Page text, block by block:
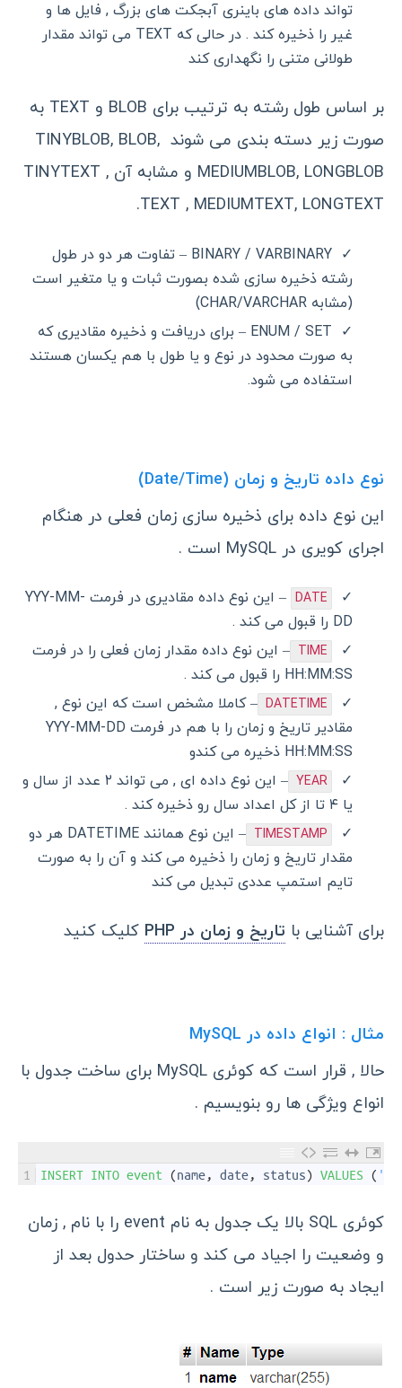
تواند داده های باینری آبجکت های بزرگ , فایل ها و
غیر را ذخیره کند . در حالی که TEXT می تواند مقدار
طولانی متنی را نگهداری کند
بر اساس طول رشته به ترتیب برای BLOB و TEXT به
صورت زیر دسته بندی می شوند TINYBLOB, BLOB,
MEDIUMBLOB, LONGBLOB و مشابه آن TINYTEXT ,
TEXT , MEDIUMTEXT, LONGTEXT.
BINARY / VARBINARY – تفاوت هر دو در طول
رشته ذخیره سازی شده بصورت ثبات و یا متغیر است
(مشابه CHAR/VARCHAR)
ENUM / SET – برای دریافت و ذخیره مقادیری که
به صورت محدود در نوع و یا طول با هم یکسان هستند
استفاده می شود.
نوع داده تاریخ و زمان (Date/Time)
این نوع داده برای ذخیره سازی زمان فعلی در هنگام
اجرای کویری در MySQL است .
DATE
– این نوع داده مقادیری در فرمت YYY-MM-
DD را قبول می کند .
TIME – این نوع داده مقدار زمان فعلی را در فرمت
HH:MM:SS را قبول می کند .
DATETIME – کاملا مشخص است که این نوع ,
مقادیر تاریخ و زمان را با هم در فرمت YYY-MM-DD
HH:MM:SS ذخیره می کندو
YEAR
– این نوع داده ای , می تواند ۲ عدد از سال و
یا ۴ تا از کل اعداد سال رو ذخیره کند .
TIMESTAMP
– این نوع همانند DATETIME هر دو
مقدار تاریخ و زمان را ذخیره می کند و آن را به صورت
تایم استمپ عددی تبدیل می کند
برای آشنایی با تاریخ و زمان در PHP کلیک کنید
مثال : انواع داده در MySQL
حالا , قرار است که کوئری MySQL برای ساخت جدول با
انواع ویژگی ها رو بنویسیم .
1 INSERT INTO event (name, date, status) VALUES (
کوئری SQL بالا یک جدول به نام event را با نام , زمان
و وضعیت را اجیاد می کند و ساختار حدول بعد از
ایجاد به صورت زیر است .